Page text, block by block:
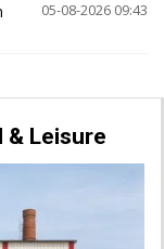
05-08-2026 09:43
& Leisure